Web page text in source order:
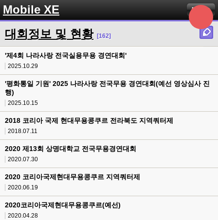
Mobile XE Menu
대회정보 및 현황 [162]
'제4회 나라사랑 전국실용무용 경연대회'
2025.10.29
'평화통일 기원' 2025 나라사랑 전국무용 경연대회(예선 영상심사 진
행)
2025.10.15
2018 코리아 국제 현대무용콩쿠르 전라북도 지역쿼터제
2018.07.11
2020 제13회 상명대학교 전국무용경연대회
2020.07.30
2020 코리아국제현대무용콩쿠르 지역쿼터제
2020.06.19
2020코리아국제현대무용콩쿠르(예선)
2020.04.28